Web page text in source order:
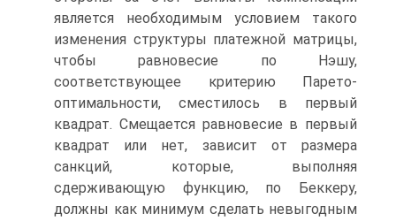
является необходимым условием такого
изменения структуры платежной матрицы,
чтобы равновесие по Нэшу,
соответствующее критерию Парето-
оптимальности, сместилось в первый
квадрат. Смещается равновесие в первый
квадрат или нет, зависит от размера
санкций, которые, выполняя
сдерживающую функцию, по Беккеру,
должны как минимум сделать невыгодным